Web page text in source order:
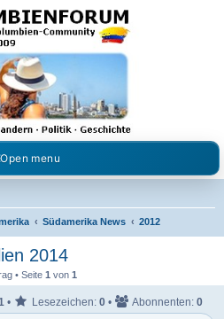
und Visum in Kolumbien und Venezuela.
im Kolumbienforum
Open menu
Südamerika News 2012
2014
• Seite 1 von 1
1 • Lesezeichen: 0 • Abonnenten: 0